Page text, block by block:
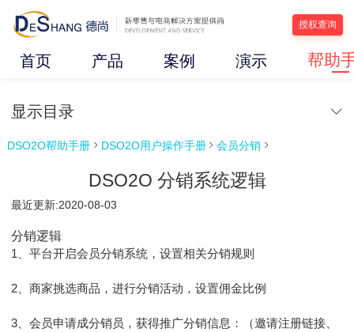
授权查询
首页 产品 案例 演示 帮助
显示目录
DSO2O帮助手册  DSO2O用户操作手册  会员分销 
DSO2O 分销系统逻辑
最近更新:2020-08-03
分销逻辑
1、平台开启会员分销系统，设置相关分销规则
2、商家挑选商品，进行分销活动，设置佣金比例
3、会员申请成分销员，获得推广分销信息：（邀请注册链接、